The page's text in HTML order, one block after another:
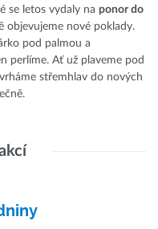
se letos vydaly na ponor do
objevujeme nové poklady.
pod palmou a
perlíme. Ať už plaveme pod
střemhlav do nových